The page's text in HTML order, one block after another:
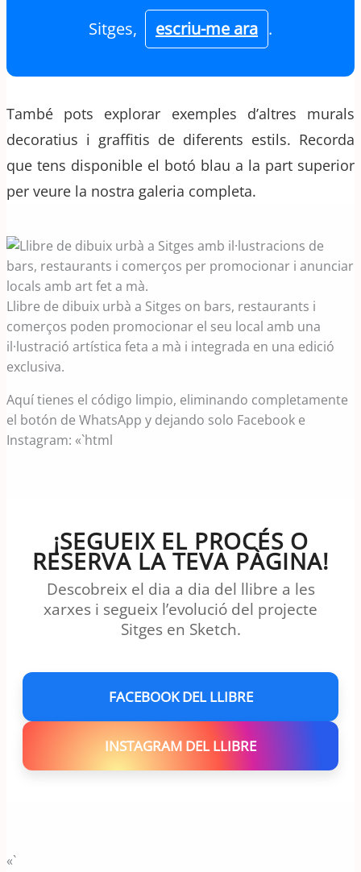
Sitges, escriu-me ara .
També pots explorar exemples d’altres murals
decoratius i graffitis de diferents estils. Recorda
que tens disponible el botó blau a la part superior
per veure la nostra galeria completa.
Llibre de dibuix urbà a Sitges on bars, restaurants i
comerços poden promocionar el seu local amb una
il·lustració artística feta a mà i integrada en una edició
exclusiva.
Aquí tienes el código limpio, eliminando completamente
el botón de WhatsApp y dejando solo Facebook e
Instagram: «`html
¡SEGUEIX EL PROCÉS O
RESERVA LA TEVA PÀGINA!
Descobreix el dia a dia del llibre a les
xarxes i segueix l’evolució del projecte
Sitges en Sketch.
FACEBOOK DEL LLIBRE
INSTAGRAM DEL LLIBRE
«`